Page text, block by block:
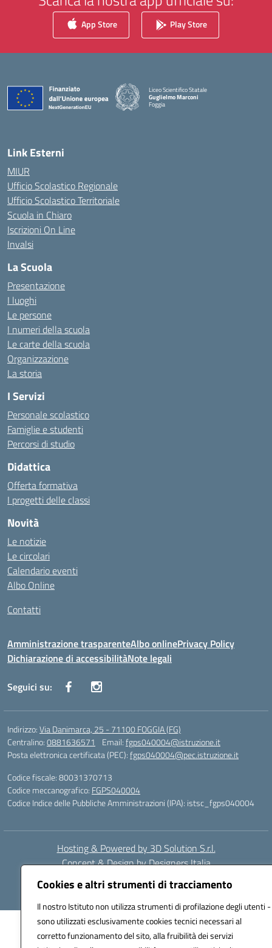
Cookies e altri strumenti di tracciamento
Il nostro Istituto non utilizza strumenti di profilazione degli utenti -
sono utilizzati esclusivamente cookies tecnici necessari al
corretto funzionamento del sito, alla fruibilità dei servizi
App Store Play Store
Liceo Scientifico Statale
Guglielmo Marconi
Foggia
— Visita la pagina iniziale della scuola
Link Esterni
MIUR
Ufficio Scolastico Regionale
Ufficio Scolastico Territoriale
Scuola in Chiaro
Iscrizioni On Line
Invalsi
La Scuola
Presentazione
I luoghi
Le persone
I numeri della scuola
Le carte della scuola
Organizzazione
La storia
I Servizi
Personale scolastico
Famiglie e studenti
Percorsi di studio
Didattica
Offerta formativa
I progetti delle classi
Novità
Le notizie
Le circolari
Calendario eventi
Albo Online
Contatti
Amministrazione trasparenteAlbo onlinePrivacy Policy
Dichiarazione di accessibilitàNote legali
Seguici su:
Indirizzo:Via Danimarca, 25 - 71100 FOGGIA (FG)
Centralino:0881636571 Email:fgps040004@istruzione.it
Posta elettronica certificata (PEC):fgps040004@pec.istruzione.it
Codice fiscale: 80031370713
Codice meccanografico: FGPS040004
Codice Indice delle Pubbliche Amministrazioni (IPA): istsc_fgps040004
Hosting & Powered by 3D Solution S.r.l.
Concept & Design by Designers Italia